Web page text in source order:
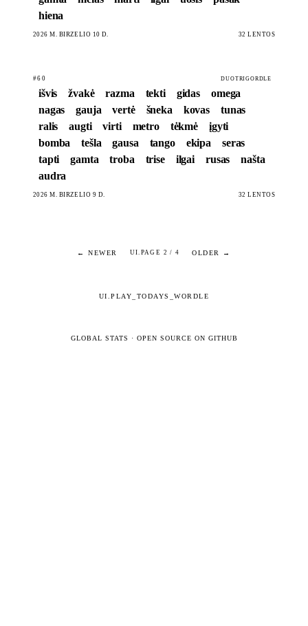
hiena
2026 M. BIRŽELIO 10 D. 32 LENTOS
#60 DUOTRIGORDLE
išvis žvakė razma tekti gidas
omega
nagas
gauja vertė šneka kovas
tunas
ralis
augti virti metro tėkmė
įgyti
bomba
tešla gausa tango ekipa
seras
tapti
gamta troba trise ilgai rusas
našta
audra
2026 M. BIRŽELIO 9 D. 32 LENTOS
← NEWER UI.PAGE 2 / 4 OLDER →
UI.PLAY_TODAYS_WORDLE
GLOBAL STATS · OPEN SOURCE ON GITHUB